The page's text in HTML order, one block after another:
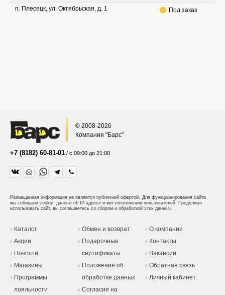
п. Плесецк, ул. Октябрьская, д. 1
Под заказ
© 2008-2026
Компания "Барс"
+7 (8182) 60-81-01 / с 09:00 до 21:00
Размещенная информация не является публичной офертой. Для функционирования сайта
мы собираем cookie, данные об IP-адресе и местоположении пользователей. Продолжая
использовать сайт, вы соглашаетесь со сбором и обработкой этих данных.
Каталог
Акции
Новости
Магазины
Программы
лояльности
Обмен и возврат
Подарочные
сертификаты
Положение об
обработке данных
Согласие на
О компании
Контакты
Вакансии
Обратная связь
Личный кабинет